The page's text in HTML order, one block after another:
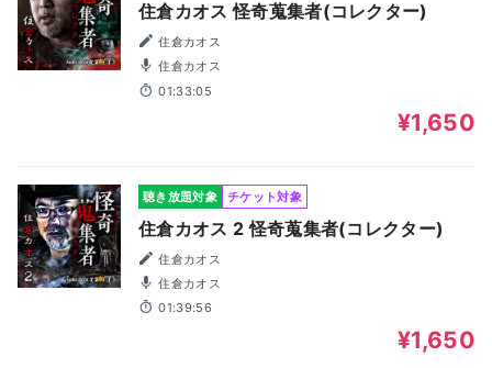
住倉カオス 怪奇蒐集者(コレクター)
住倉カオス
住倉カオス
01:33:05
¥1,650
聴き放題対象 チケット対象
住倉カオス 2 怪奇蒐集者(コレクター)
住倉カオス
住倉カオス
01:39:56
¥1,650